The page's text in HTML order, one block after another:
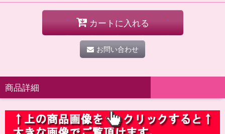
カートに入れる
お問い合わせ
商品詳細